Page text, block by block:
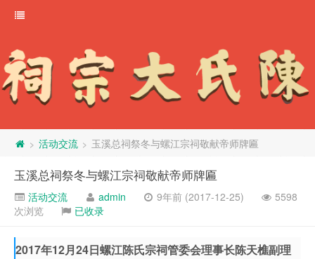
> 活动交流 > 玉溪总祠祭冬与螺江宗祠敬献帝师牌匾
玉溪总祠祭冬与螺江宗祠敬献帝师牌匾
活动交流 admin 9年前 (2017-12-25)
5598
次浏览
已收录
2017年12月24日螺江陈氏宗祠管委会理事长陈天樵副理